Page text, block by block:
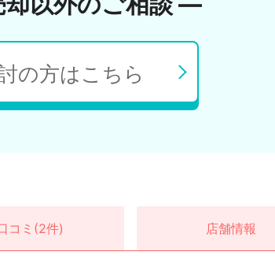
の方はこちら
コミ (2件) 店舗情報